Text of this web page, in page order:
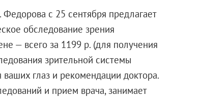
с 25 сентября предлагает
обследование зрения
— всего за 1199 р. (для получения
зрительной системы
глаз и рекомендации доктора.
и прием врача, занимает